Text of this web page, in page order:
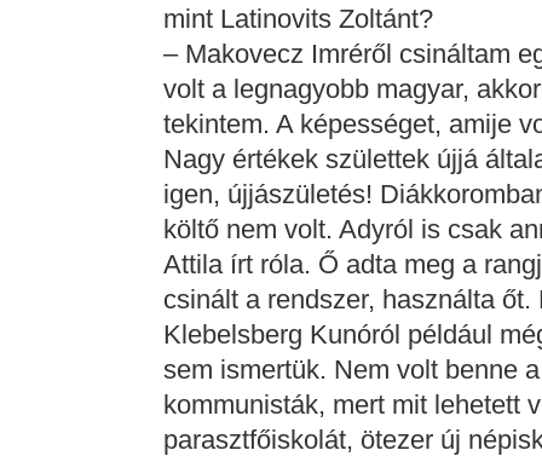
mint Latinovits Zoltánt?
– Makovecz Imréről csináltam
volt a legnagyobb magyar,
tekintem. A képességet, amije
Nagy értékek születtek újjá
igen, újjászületés!
költő nem volt. Adyról is csak
Attila írt róla. Ő adta meg a
csinált a rendszer, használta
Klebelsberg Kunóról például
sem ismertük. Nem volt benne
kommunisták, mert mit lehetett
parasztfőiskolát, ötezer új